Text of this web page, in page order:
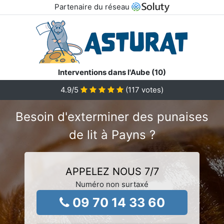
Partenaire du réseau
Interventions dans l'Aube (10)
4.9/5 (117 votes)
Besoin d'exterminer des punaises
de lit à Payns ?
APPELEZ NOUS 7/7
Numéro non surtaxé
09 70 14 33 60